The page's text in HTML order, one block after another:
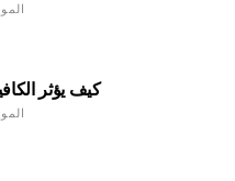
كيف يؤثر